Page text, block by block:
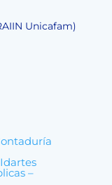
Unicafam)
–